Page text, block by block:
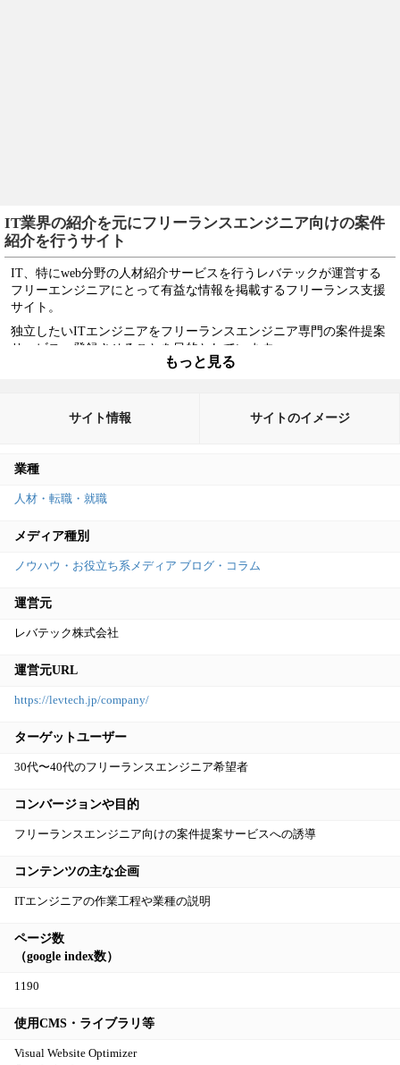
IT業界の紹介を元にフリーランスエンジニア向けの案件
紹介を行うサイト
IT、特にweb分野の人材紹介サービスを行うレバテックが運営する
フリーエンジニアにとって有益な情報を掲載するフリーランス支援
サイト。
独立したいITエンジニアをフリーランスエンジニア専門の案件提案
サービスへ登録させることを目的としています。
ITエンジニアの業種の解説などが主なコンテンツですが、内容が重
初心者をターゲットとするなら具体的なコードの解説などを掲載、
掲載しているコンテンツのターゲット層が広すぎて、内容がどの層
られます。
もっと見る
サイト情報 サイトのイメージ
業種
人材・転職・就職
メディア種別
ノウハウ・お役立ち系メディア ブログ・コラム
運営元
レバテック株式会社
運営元URL
https://levtech.jp/company/
ターゲットユーザー
30代〜40代のフリーランスエンジニア希望者
コンバージョンや目的
フリーランスエンジニア向けの案件提案サービスへの誘導
コンテンツの主な企画
ITエンジニアの作業工程や業種の説明
ページ数
（google index数）
1190
使用CMS・ライブラリ等
Visual Website Optimizer